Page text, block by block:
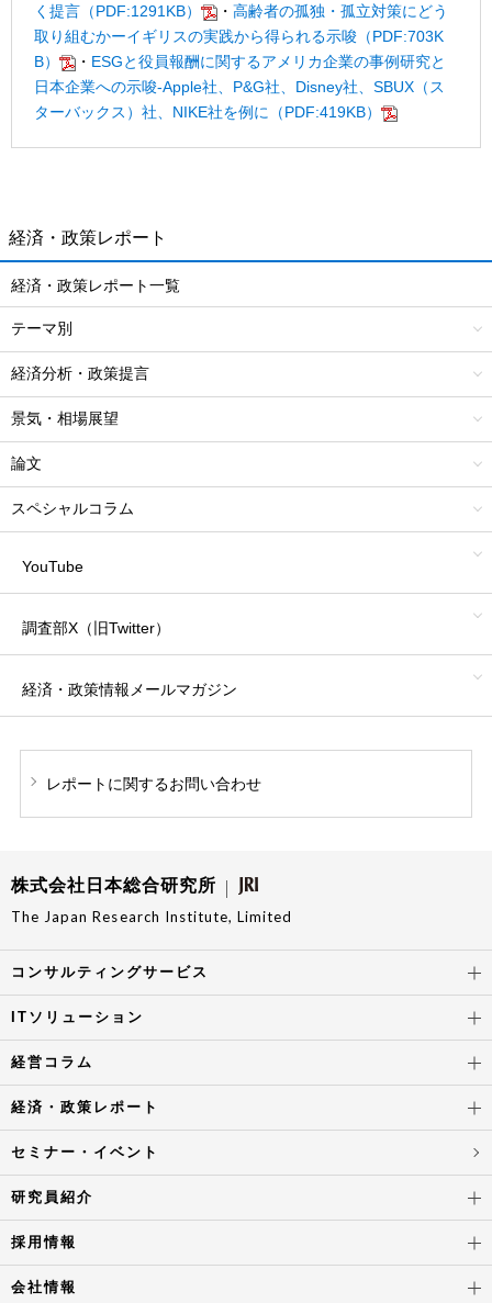
く提言（PDF:1291KB）
・ 高齢者の孤独・孤立対策にどう
取り組むかーイギリスの実践から得られる示唆（PDF:703K
B）
・ ESGと役員報酬に関するアメリカ企業の事例研究と
日本企業への示唆-Apple社、P&G社、Disney社、SBUX（ス
ターバックス）社、NIKE社を例に（PDF:419KB）
経済・政策レポート
経済・政策レポート一覧
テーマ別
経済分析・政策提言
景気・相場展望
論文
スペシャルコラム
YouTube
調査部X（旧Twitter）
経済・政策情報 メールマガジン
レポートに関するお問い合わせ
株式会社日本総合研究所
The Japan Research Institute, Limited
コンサルティングサービス
ITソリューション
経営コラム
経済・政策レポート
セミナー・イベント
研究員紹介
採用情報
会社情報